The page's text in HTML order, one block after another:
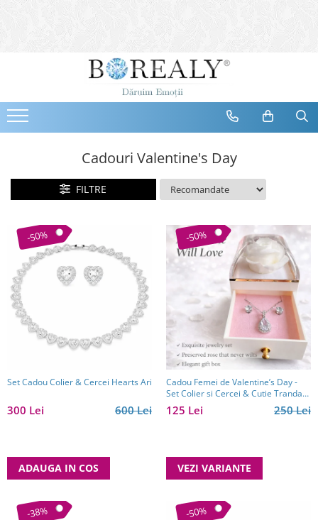
Bijuterii
Cercei
Bratari
Destinatari
Bijuterii Femei
Bijuterii Copii
Bijuterii Mirese
Selectii
Reduceri
Cele mai noi
Cele mai votate
Pret
100 Lei - 200 Lei
200 Lei - 300 Lei
500 Lei - 1000 Lei
Cadouri Valentine's Day
FILTRE
-50%
Set Cadou Colier & Cercei Hearts Ari
600 Lei
300 Lei
ADAUGA IN COS
-50%
Cadou Femei de Valentine’s Day -
Set Colier si Cercei & Cutie Trandafir
Borealy
250 Lei
125 Lei
VEZI VARIANTE
-38% -50%